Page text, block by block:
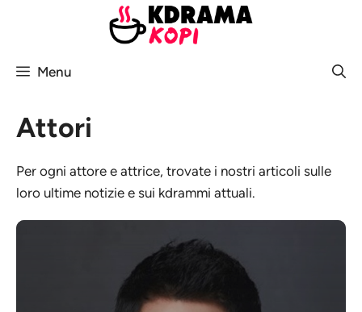
Menu
Attori
Per ogni attore e attrice, trovate i nostri articoli sulle
loro ultime notizie e sui kdrammi attuali.